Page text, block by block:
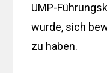
UMP-
wurde, sich
zu haben.